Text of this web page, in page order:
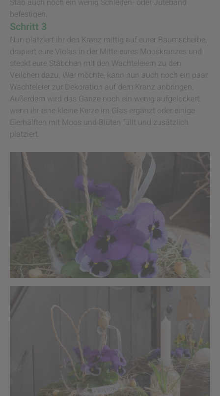
Stab auch noch ein wenig Schleifen- oder Juteband
befestigen.
Schritt 3
Nun platziert ihr den Kranz mittig auf eurer Baumscheibe,
drapiert eure Violas in der Mitte eures Mooskranzes und
steckt eure Stäbchen mit den Wachteleiern zu den
Veilchen dazu. Wer möchte, kann nun auch noch ein paar
Wachteleier zur Dekoration auf dem Kranz anbringen.
Außerdem wird das Ganze noch ein wenig aufgelockert,
wenn ihr eine kleine Kerze im Glas ergänzt oder einige
Eierhälften mit Moos und Blüten füllt und zusätzlich
platziert.